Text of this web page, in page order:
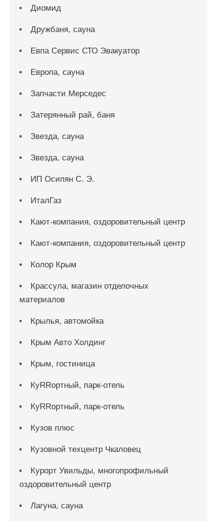
Диомид
Дружбаня, сауна
Евпа Сервис СТО Эвакуатор
Европа, сауна
Запчасти Мерседес
Затерянный рай, баня
Звезда, сауна
Звезда, сауна
ИП Осипян С. Э.
ИталГаз
Кают-компания, оздоровительный центр
Кают-компания, оздоровительный центр
Колор Крым
Крассула, магазин отделочных
материалов
Крылья, автомойка
Крым Авто Холдинг
Крым, гостиница
КуRRортный, парк-отель
КуRRортный, парк-отель
Кузов плюс
Кузовной техцентр Чкаловец
Курорт Увильды, многопрофильный
оздоровительный центр
Лагуна, сауна